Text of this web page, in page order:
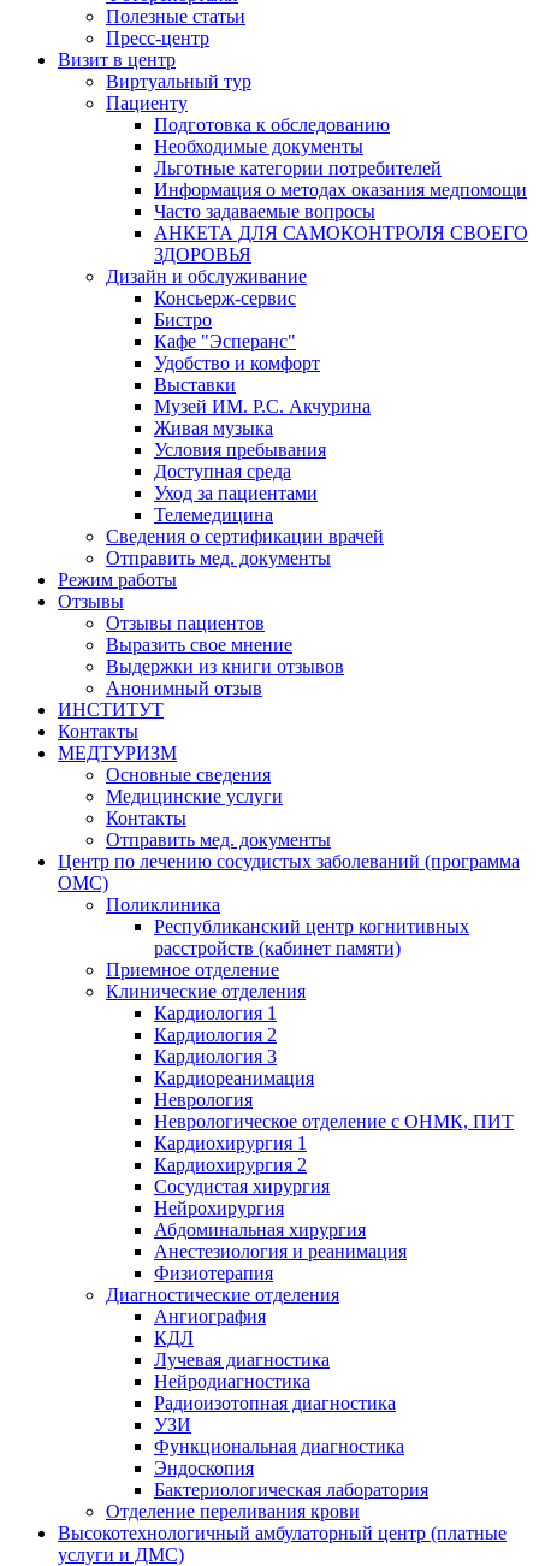
Полезные статьи
Пресс-центр
Визит в центр
Виртуальный тур
Пациенту
Подготовка к обследованию
Необходимые документы
Льготные категории потребителей
Информация о методах оказания медпомощи
Часто задаваемые вопросы
АНКЕТА ДЛЯ САМОКОНТРОЛЯ СВОЕГО
ЗДОРОВЬЯ
Дизайн и обслуживание
Консьерж-сервис
Бистро
Кафе "Эсперанс"
Удобство и комфорт
Выставки
Музей ИМ. Р.С. Акчурина
Живая музыка
Условия пребывания
Доступная среда
Уход за пациентами
Телемедицина
Сведения о сертификации врачей
Отправить мед. документы
Режим работы
Отзывы
Отзывы пациентов
Выразить свое мнение
Выдержки из книги отзывов
Анонимный отзыв
ИНСТИТУТ
Контакты
МЕДТУРИЗМ
Основные сведения
Медицинские услуги
Контакты
Отправить мед. документы
Центр по лечению сосудистых заболеваний (программа
ОМС)
Поликлиника
Республиканский центр когнитивных
расстройств (кабинет памяти)
Приемное отделение
Клинические отделения
Кардиология 1
Кардиология 2
Кардиология 3
Кардиореанимация
Неврология
Неврологическое отделение с ОНМК, ПИТ
Кардиохирургия 1
Кардиохирургия 2
Сосудистая хирургия
Нейрохирургия
Абдоминальная хирургия
Анестезиология и реанимация
Физиотерапия
Диагностические отделения
Ангиография
КДЛ
Лучевая диагностика
Нейродиагностика
Радиоизотопная диагностика
УЗИ
Функциональная диагностика
Эндоскопия
Бактериологическая лаборатория
Отделение переливания крови
Высокотехнологичный амбулаторный центр (платные
услуги и ДМС)